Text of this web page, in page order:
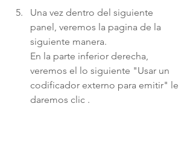
Una vez dentro del siguiente
panel, veremos la pagina de la
siguiente manera.
En la parte inferior derecha,
veremos el lo siguiente "Usar un
codificador externo para emitir" le
daremos clic .